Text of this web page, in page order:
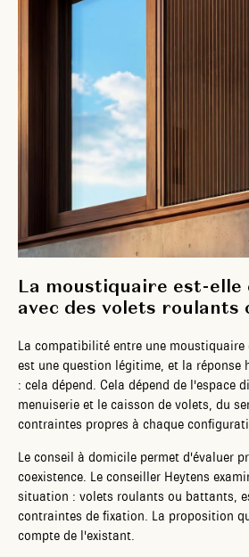
La moustiquaire est-elle
avec des volets roulants
La compatibilité entre une moustiquaire
est une question légitime, et la réponse
: cela dépend. Cela dépend de l'espace
menuiserie et le caisson de volets, du
contraintes propres à chaque
Le conseil à domicile permet d'évaluer
coexistence. Le conseiller Heytens
situation : volets roulants ou battants,
contraintes de fixation. La proposition
compte de l'existant.